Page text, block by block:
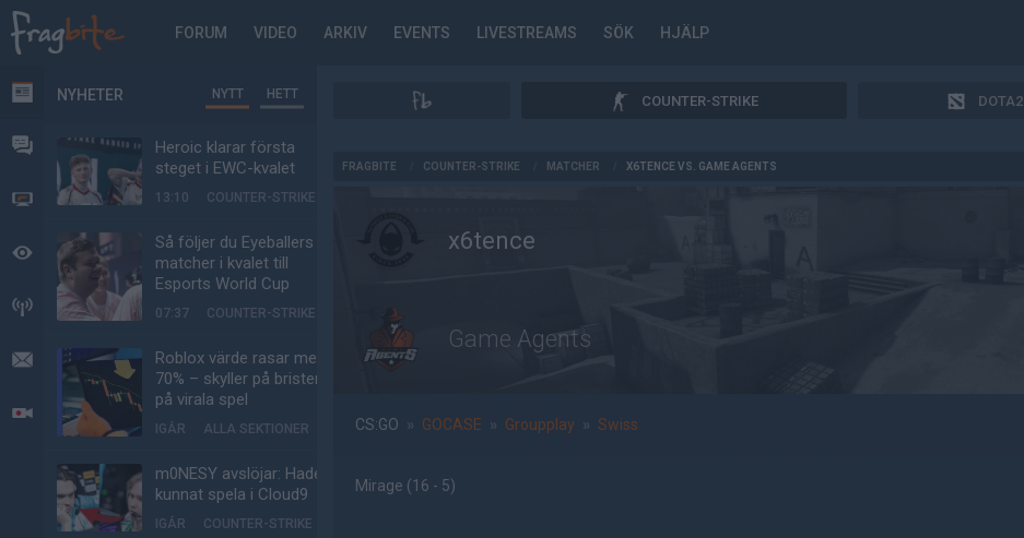
FORUM VIDEO ARKIV EVENTS LIVESTREAMS SÖK HJÄLP
NYHETER
FORUM
VIDEO
BEVAKAT
HÄNDELSER
MEDDELANDEN
LIVESÄNDNINGAR
NYHETER NYTT HETT
Heroic klarar första
steget i EWC-kvalet
13:10 COUNTER-STRIKE
Så följer du Eyeballers
matcher i kvalet till
Esports World Cup
07:37 COUNTER-STRIKE
Roblox värde rasar med
70% – skyller på bristen
på virala spel
IGÅR ALLA SEKTIONER
m0NESY avslöjar: Hade
kunnat spela i Cloud9
IGÅR COUNTER-STRIKE
COUNTER-STRIKE DOTA2
FRAGBITE COUNTER-STRIKE MATCHER X6TENCE VS. GAME AGENTS
x6tence
Game Agents
CS:GO » GOCASE » Groupplay » Swiss
Mirage (16 - 5)